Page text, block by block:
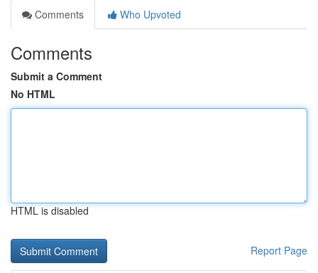
Comments
Who Upvoted
Comments
Submit a Comment
No HTML
HTML is disabled
Report Page